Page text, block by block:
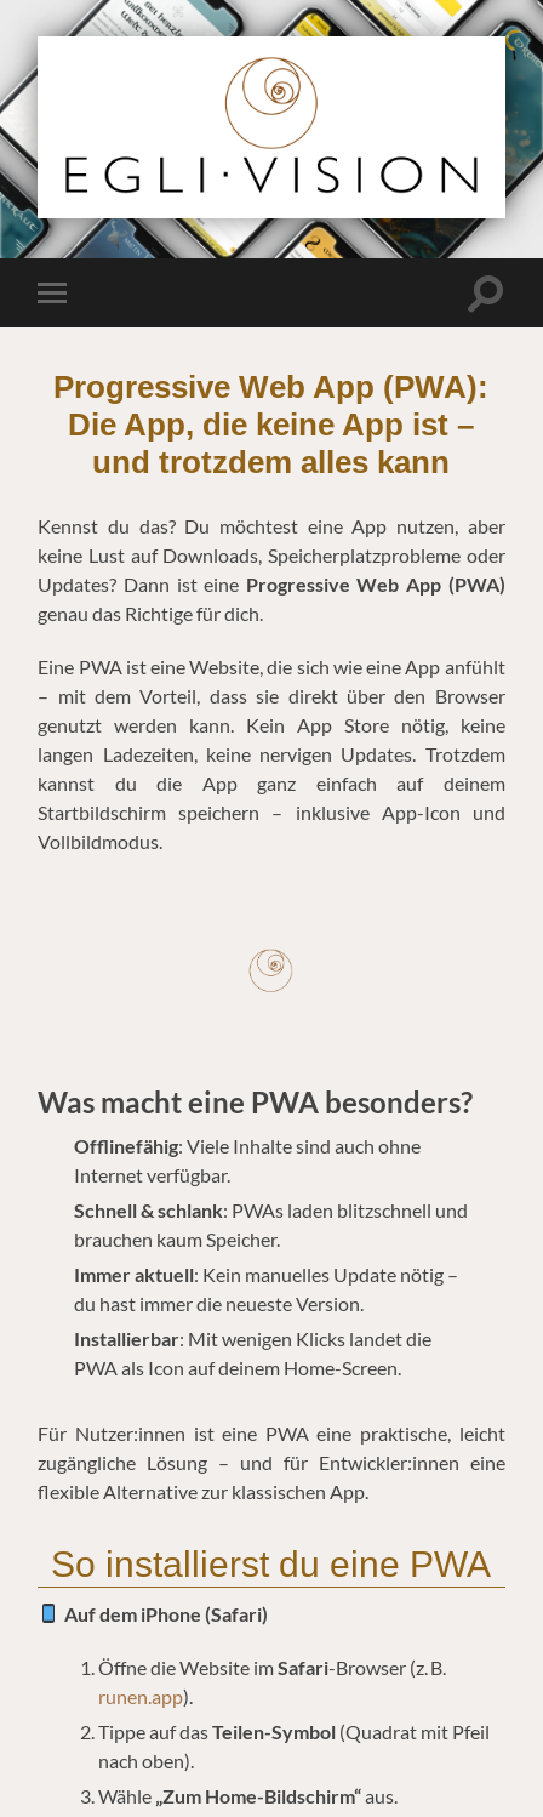
Egli
Vision
Menü
Progressive Web App (PWA):
Die App, die keine App ist –
und trotzdem alles kann
Kennst du das? Du möchtest eine App nutzen, aber
keine Lust auf Downloads, Speicherplatzprobleme oder
Updates? Dann ist eine Progressive Web App (PWA)
genau das Richtige für dich.
Eine PWA ist eine Website, die sich wie eine App anfühlt
– mit dem Vorteil, dass sie direkt über den Browser
genutzt werden kann. Kein App Store nötig, keine
langen Ladezeiten, keine nervigen Updates. Trotzdem
kannst du die App ganz einfach auf deinem
Startbildschirm speichern – inklusive App-Icon und
Vollbildmodus.
Was macht eine PWA besonders?
Offlinefähig: Viele Inhalte sind auch ohne
Internet verfügbar.
Schnell & schlank: PWAs laden blitzschnell und
brauchen kaum Speicher.
Immer aktuell: Kein manuelles Update nötig –
du hast immer die neueste Version.
Installierbar: Mit wenigen Klicks landet die
PWA als Icon auf deinem Home-Screen.
Für Nutzer:innen ist eine PWA eine praktische, leicht
zugängliche Lösung – und für Entwickler:innen eine
flexible Alternative zur klassischen App.
So installierst du eine PWA
Auf dem iPhone (Safari)
Öffne die Website imSafari-Browser (z. B.
runen.app).
Tippe auf dasTeilen-Symbol (Quadrat mit Pfeil
nach oben).
Wähle „Zum Home-Bildschirm“aus.